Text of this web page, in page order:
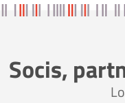
Socis,